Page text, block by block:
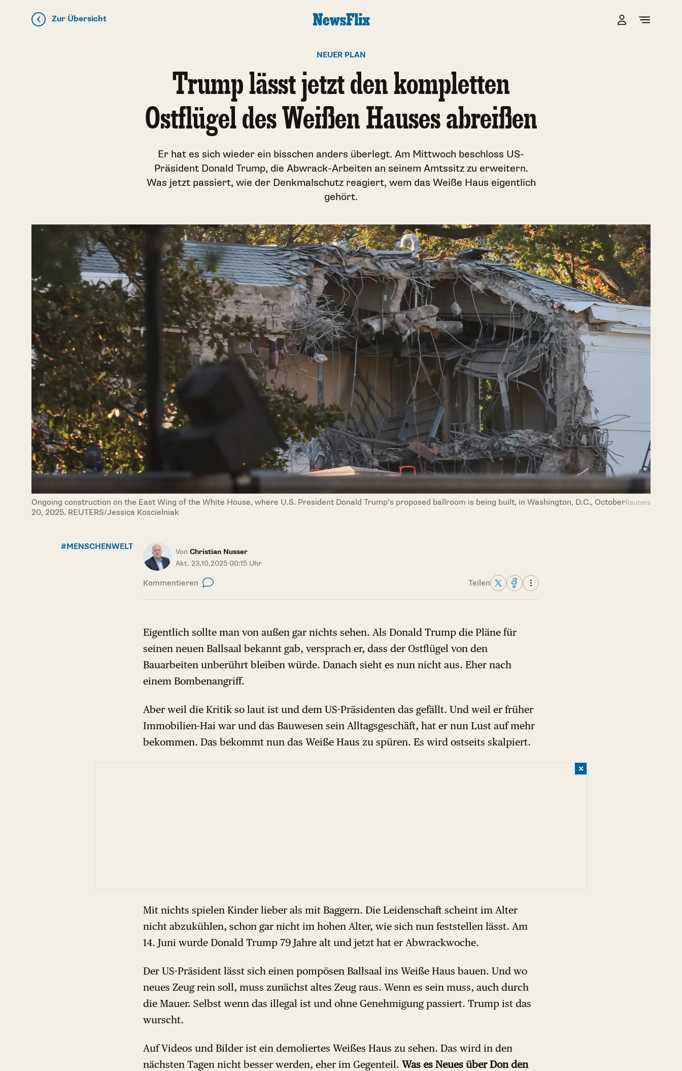
Zur Übersicht
NEUER PLAN
Trump lässt jetzt den kompletten
Ostflügel des Weißen Hauses abreißen
Er hat es sich wieder ein bisschen anders überlegt. Am Mittwoch beschloss US-
Präsident Donald Trump, die Abwrack-Arbeiten an seinem Amtssitz zu erweitern.
Was jetzt passiert, wie der Denkmalschutz reagiert, wem das Weiße Haus eigentlich
gehört.
Ongoing construction on the East Wing of the White House, where U.S. President Donald Trump’s proposed ballroom is being built, in Washington, D.C., October
20, 2025. REUTERS/Jessica Koscielniak
Reuters
#MENSCHENWELT
Von Christian Nusser
Akt. 23.10.2025 00:15 Uhr
Kommentieren Teilen
Eigentlich sollte man von außen gar nichts sehen. Als Donald Trump die Pläne für
seinen neuen Ballsaal bekannt gab, versprach er, dass der Ostflügel von den
Bauarbeiten unberührt bleiben würde. Danach sieht es nun nicht aus. Eher nach
einem Bombenangriff.
Aber weil die Kritik so laut ist und dem US-Präsidenten das gefällt. Und weil er früher
Immobilien-Hai war und das Bauwesen sein Alltagsgeschäft, hat er nun Lust auf mehr
bekommen. Das bekommt nun das Weiße Haus zu spüren. Es wird ostseits skalpiert.
✕
Mit nichts spielen Kinder lieber als mit Baggern. Die Leidenschaft scheint im Alter
nicht abzukühlen, schon gar nicht im hohen Alter, wie sich nun feststellen lässt. Am
14. Juni wurde Donald Trump 79 Jahre alt und jetzt hat er Abwrackwoche.
Der US-Präsident lässt sich einen pompösen Ballsaal ins Weiße Haus bauen. Und wo
neues Zeug rein soll, muss zunächst altes Zeug raus. Wenn es sein muss, auch durch
die Mauer. Selbst wenn das illegal ist und ohne Genehmigung passiert. Trump ist das
wurscht.
Auf Videos und Bilder ist ein demoliertes Weißes Haus zu sehen. Das wird in den
nächsten Tagen nicht besser werden, eher im Gegenteil. Was es Neues über Don den